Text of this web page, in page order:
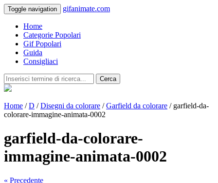
Toggle navigation gifanimate.com
Home
Categorie Popolari
Gif Popolari
Guida
Consigliaci
Cerca
Home /D /Disegni da colorare /Garfield da colorare / garfield-da-
colorare-immagine-animata-0002
garfield-da-colorare-
immagine-animata-0002
« Precedente